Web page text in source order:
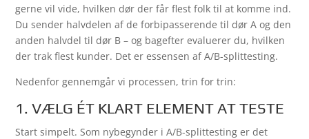
gerne vil vide, hvilken dør der får flest folk til at komme ind.
Du sender halvdelen af de forbipasserende til dør A og den
anden halvdel til dør B – og bagefter evaluerer du, hvilken
der trak flest kunder. Det er essensen af A/B-splittesting.
Nedenfor gennemgår vi processen, trin for trin:
1. VÆLG ÉT KLART ELEMENT AT TESTE
Start simpelt. Som nybegynder i A/B-splittesting er det